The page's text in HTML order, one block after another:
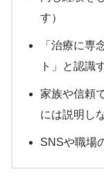
す）
「治療に専
ト」と認識
家族や信頼
には説明し
SNSや職場